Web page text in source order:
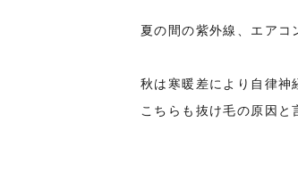
夏の間の紫外線、エアコ
秋は寒暖差により自律神
こちらも抜け毛の原因と